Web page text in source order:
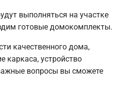
выполняться на участке
готовые домокомплекты.
качественного дома,
каркаса, устройство
вопросы вы сможете